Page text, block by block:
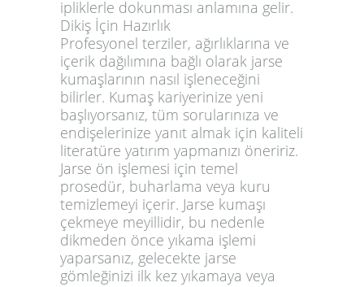
ipliklerle dokunması anlamına gelir.
Dikiş İçin Hazırlık
Profesyonel terziler, ağırlıklarına ve
içerik dağılımına bağlı olarak jarse
kumaşlarının nasıl işleneceğini
bilirler. Kumaş kariyerinize yeni
başlıyorsanız, tüm sorularınıza ve
endişelerinize yanıt almak için kaliteli
literatüre yatırım yapmanızı öneririz.
Jarse ön işlemesi için temel
prosedür, buharlama veya kuru
temizlemeyi içerir. Jarse kumaşı
çekmeye meyillidir, bu nedenle
dikmeden önce yıkama işlemi
yaparsanız, gelecekte jarse
gömleğinizi ilk kez yıkamaya veya